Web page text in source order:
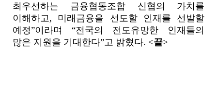
최우선하는 금융협동조합 신협의 가치를
이해하고, 미래금융을 선도할 인재를 선발할
예정”이라며 “전국의 전도유망한 인재들의
많은 지원을 기대한다”고 밝혔다. <끝>